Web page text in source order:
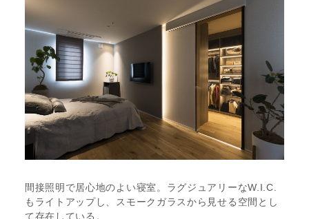
間接照明で居心地のよい寝室。ラグジュアリーなW.I.C.
もライトアップし、スモークガラスから見せる空間とし
て存在している。